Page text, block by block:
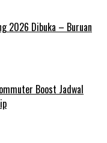
2026 Dibuka – Buruan
Boost Jadwal